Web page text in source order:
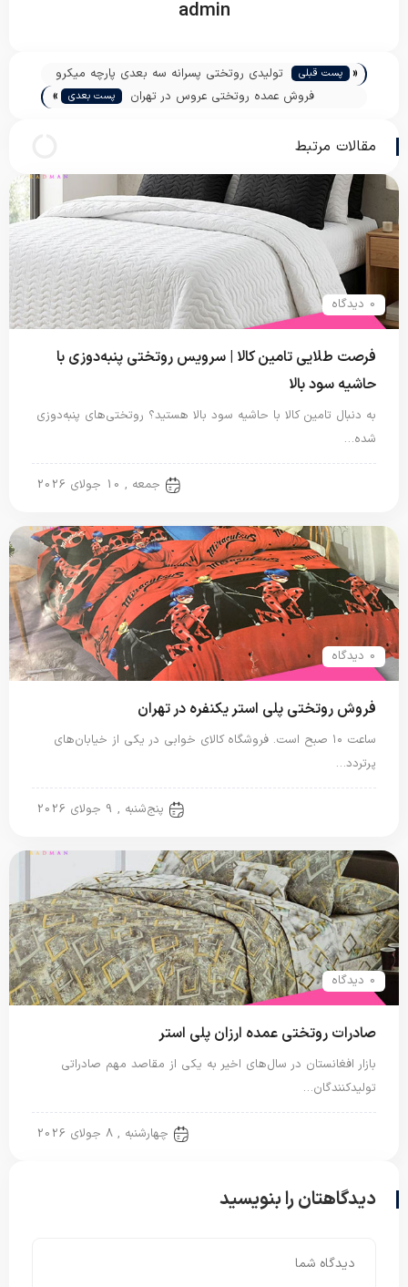
admin
« پست قبلی
تولیدی روتختی پسرانه سه بعدی پارچه میکرو
فروش عمده روتختی عروس در تهران
پست بعدی »
مقالات مرتبط
0 دیدگاه
فرصت طلایی تامین کالا | سرویس روتختی پنبه‌دوزی با
حاشیه سود بالا
به دنبال تامین کالا با حاشیه سود بالا هستید؟ روتختی‌های پنبه‌دوزی
شده…
جمعه , 10 جولای 2026
0 دیدگاه
فروش روتختی پلی استر یکنفره در تهران
ساعت ۱۰ صبح است. فروشگاه کالای خوابی در یکی از خیابان‌های
پرتردد…
پنج‌شنبه , 9 جولای 2026
0 دیدگاه
صادرات روتختی عمده ارزان پلی استر
بازار افغانستان در سال‌های اخیر به یکی از مقاصد مهم صادراتی
تولیدکنندگان…
چهارشنبه , 8 جولای 2026
دیدگاهتان را بنویسید